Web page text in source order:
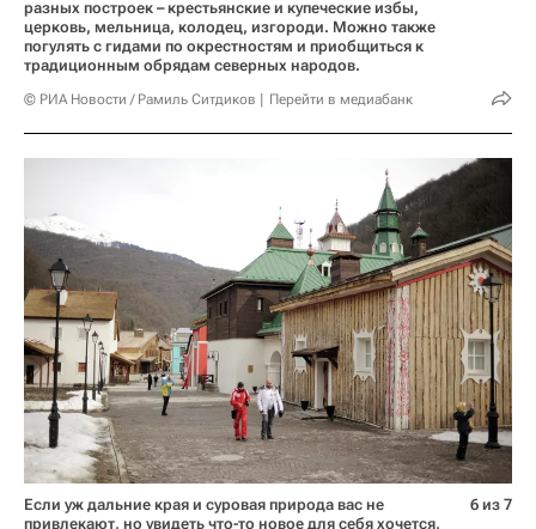
разных построек – крестьянские и купеческие избы,
церковь, мельница, колодец, изгороди. Можно также
погулять с гидами по окрестностям и приобщиться к
традиционным обрядам северных народов.
© РИА Новости / Рамиль Ситдиков Перейти в медиабанк
Если уж дальние края и суровая природа вас не
привлекают, но увидеть что-то новое для себя хочется,
6 из 7